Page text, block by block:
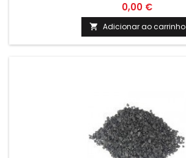
0,00 €
 Adicionar ao carrinho